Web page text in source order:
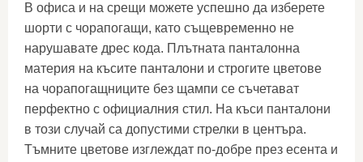
В офиса и на срещи можете успешно да изберете
шорти с чорапогащи, като същевременно не
нарушавате дрес кода. Плътната панталонна
материя на късите панталони и строгите цветове
на чорапогащниците без щампи се съчетават
перфектно с официалния стил. На къси панталони
в този случай са допустими стрелки в центъра.
Тъмните цветове изглеждат по-добре през есента и